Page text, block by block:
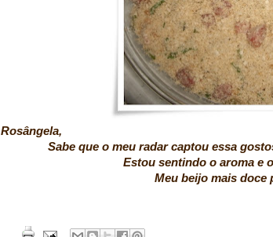
Rosângela,
Sabe que o meu radar captou essa
Estou sentindo o aroma e o sabor
Meu beijo mais doce pra
minha baixinha